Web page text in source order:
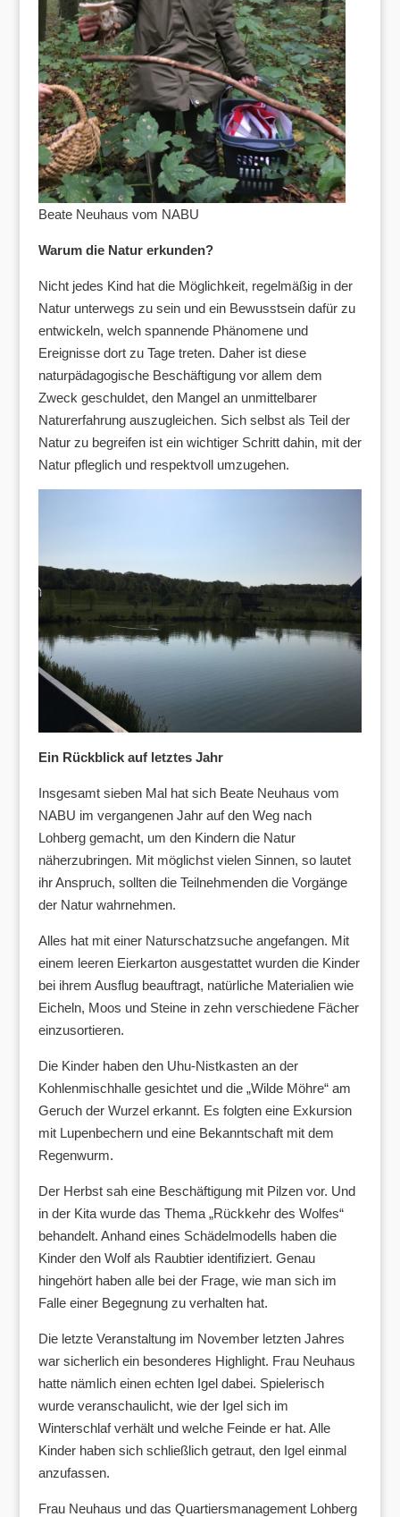
Beate Neuhaus vom NABU
Warum die Natur erkunden?
Nicht jedes Kind hat die Möglichkeit, regelmäßig in der
Natur unterwegs zu sein und ein Bewusstsein dafür zu
entwickeln, welch spannende Phänomene und
Ereignisse dort zu Tage treten. Daher ist diese
naturpädagogische Beschäftigung vor allem dem
Zweck geschuldet, den Mangel an unmittelbarer
Naturerfahrung auszugleichen. Sich selbst als Teil der
Natur zu begreifen ist ein wichtiger Schritt dahin, mit der
Natur pfleglich und respektvoll umzugehen.
Ein Rückblick auf letztes Jahr
Insgesamt sieben Mal hat sich Beate Neuhaus vom
NABU im vergangenen Jahr auf den Weg nach
Lohberg gemacht, um den Kindern die Natur
näherzubringen. Mit möglichst vielen Sinnen, so lautet
ihr Anspruch, sollten die Teilnehmenden die Vorgänge
der Natur wahrnehmen.
Alles hat mit einer Naturschatzsuche angefangen. Mit
einem leeren Eierkarton ausgestattet wurden die Kinder
bei ihrem Ausflug beauftragt, natürliche Materialien wie
Eicheln, Moos und Steine in zehn verschiedene Fächer
einzusortieren.
Die Kinder haben den Uhu-Nistkasten an der
Kohlenmischhalle gesichtet und die „Wilde Möhre“ am
Geruch der Wurzel erkannt. Es folgten eine Exkursion
mit Lupenbechern und eine Bekanntschaft mit dem
Regenwurm.
Der Herbst sah eine Beschäftigung mit Pilzen vor. Und
in der Kita wurde das Thema „Rückkehr des Wolfes“
behandelt. Anhand eines Schädelmodells haben die
Kinder den Wolf als Raubtier identifiziert. Genau
hingehört haben alle bei der Frage, wie man sich im
Falle einer Begegnung zu verhalten hat.
Die letzte Veranstaltung im November letzten Jahres
war sicherlich ein besonderes Highlight. Frau Neuhaus
hatte nämlich einen echten Igel dabei. Spielerisch
wurde veranschaulicht, wie der Igel sich im
Winterschlaf verhält und welche Feinde er hat. Alle
Kinder haben sich schließlich getraut, den Igel einmal
anzufassen.
Frau Neuhaus und das Quartiersmanagement Lohberg